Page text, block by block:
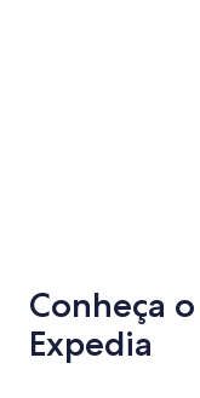
Conheça
Expedia